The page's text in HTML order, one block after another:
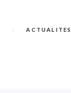
ACTUALITES